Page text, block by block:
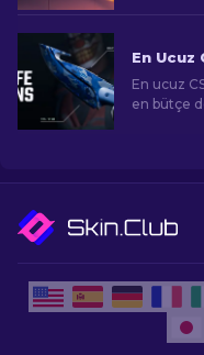
En ucuz
en bütçe